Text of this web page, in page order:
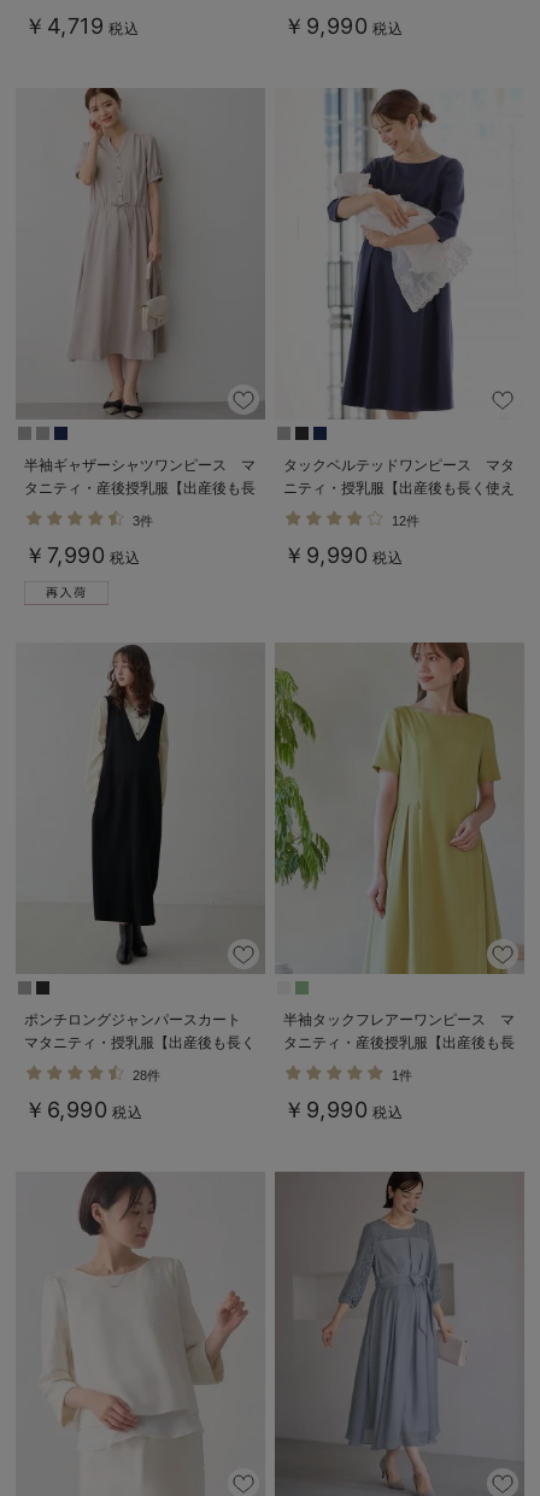
￥4,719 税込 ￥9,990 税込
半袖ギャザーシャツワンピース マ
タニティ・産後授乳服【出産後も長
く使える】
3件
￥7,990 税込
タックベルテッドワンピース マタ
ニティ・授乳服【出産後も長く使え
る】
12件
￥9,990 税込
ポンチロングジャンパースカート
マタニティ・授乳服【出産後も長く
使える】
28件
￥6,990 税込
半袖タックフレアーワンピース マ
タニティ・産後授乳服【出産後も長
く使える】
1件
￥9,990 税込